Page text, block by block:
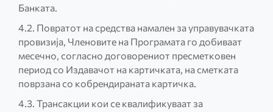
Банката.
4.2. Повратот на средства намален за управувачката
провизија, Членовите на Програмата го добиваат
месечно, согласно договорениот пресметковен
период со Издавачот на картичката, на сметката
поврзана со кобрендираната картичка.
4.3. Трансакции кои се квалификуваат за